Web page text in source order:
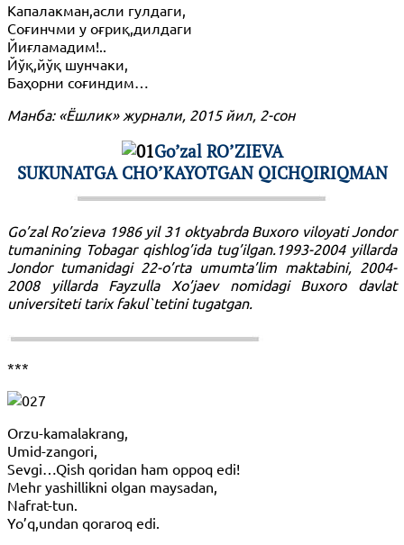
Капалакман,асли гулдаги,
Соғинчми у оғриқ,дилдаги
Йиғламадим!..
Йўқ,йўқ шунчаки,
Баҳорни соғиндим…
Манба: «Ёшлик» журнали, 2015 йил, 2-сон
Go’zal RO’ZIEVA
SUKUNATGA CHO’KAYOTGAN QICHQIRIQMAN
Go’zal Ro’zieva 1986 yil 31 oktyabrda Buxoro viloyati Jondor
tumanining Tobagar qishlog’ida tug’ilgan.1993-2004 yillarda
Jondor tumanidagi 22-o’rta umumta’lim maktabini, 2004-
2008 yillarda Fayzulla Xo’jaev nomidagi Buxoro davlat
universiteti tarix fakul`tetini tugatgan.
***
Orzu-kamalakrang,
Umid-zangori,
Sevgi…Qish qoridan ham oppoq edi!
Mehr yashillikni olgan maysadan,
Nafrat-tun.
Yo’q,undan qoraroq edi.